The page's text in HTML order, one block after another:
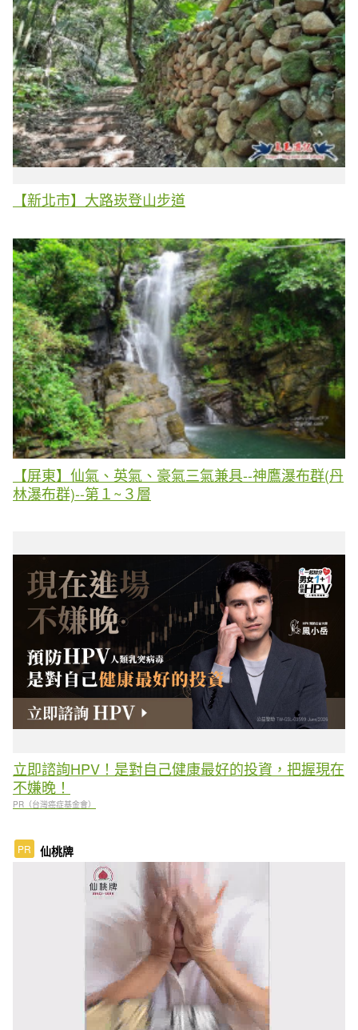
【新北市】大路崁登山步道
【屏東】仙氣、英氣、豪氣三氣兼具--神鷹瀑布群(丹
林瀑布群)--第１~３層
立即諮詢HPV！是對自己健康最好的投資，把握現在
不嫌晚！
PR（台灣癌症基金會）
PR 仙桃牌